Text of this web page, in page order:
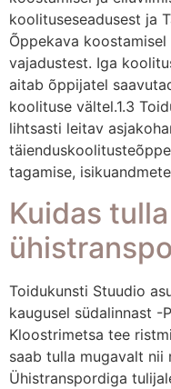
koolituseseadusest ja
Õppekava
vajadustest. Iga
aitab õppijatel
koolituse vältel.1.3
lihtsasti leitav
tagamise,
Kuidas tulla
Toidukunsti Stuudio
kaugusel südalinnast -
Kloostrimetsa tee
saab tulla mugavalt
Ühistranspordiga